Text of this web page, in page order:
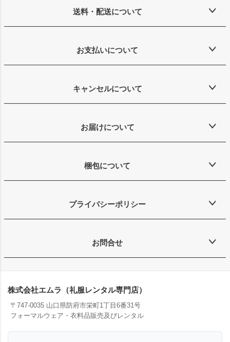
送料・配送について
お支払いについて
キャンセルについて
お届けについて
梱包について
プライバシーポリシー
お問合せ
株式会社エムラ（礼服レンタル専門店）
〒747-0035 山口県防府市栄町1丁目6番31号
フォーマルウェア・衣料品販売及びレンタル